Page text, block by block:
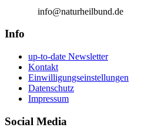
info@naturheilbund.de
Info
up-to-date Newsletter
Kontakt
Einwilligungseinstellungen
Datenschutz
Impressum
Social Media